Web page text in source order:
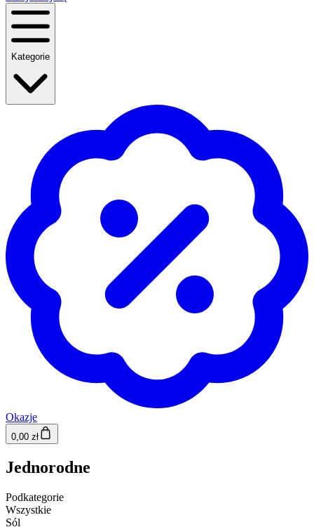
Kategorie
Okazje
0,00 zł
Jednorodne
Podkategorie
Wszystkie
Sól